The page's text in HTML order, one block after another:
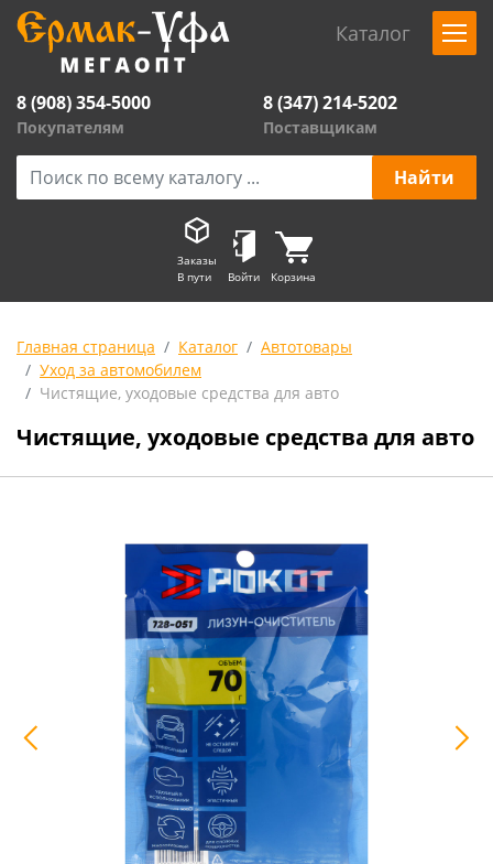
Каталог
8 (908) 354-5000
Покупателям
8 (347) 214-5202
Поставщикам
Заказы
В пути
Войти Корзина
Главная страница Каталог
Автотовары
Уход за автомобилем
Чистящие, уходовые средства для авто
Чистящие, уходовые средства для авто